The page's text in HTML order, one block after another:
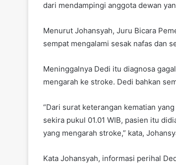
dari mendampingi anggota dewan
Menurut Johansyah, Juru Bicara
sempat mengalami sesak nafas dan
Meninggalnya Dedi itu diagnosa
mengarah ke stroke. Dedi bahkan
“Dari surat keterangan kematian
sekira pukul 01.01 WIB, pasien itu
yang mengarah stroke,” kata,
Kata Johansyah, informasi perihal